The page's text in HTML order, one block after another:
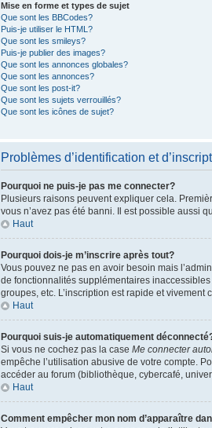
Mise en forme et types de sujet
Que sont les BBCodes?
Puis-je utiliser le HTML?
Que sont les smileys?
Puis-je publier des images?
Que sont les annonces globales?
Que sont les annonces?
Que sont les post-it?
Que sont les sujets verrouillés?
Que sont les icônes de sujet?
Problèmes d’identification et
Pourquoi ne puis-je pas me connecter?
Plusieurs raisons peuvent expliquer cela.
vous n’avez pas été banni. Il est possible aussi
Haut
Pourquoi dois-je m’inscrire après tout?
Vous pouvez ne pas en avoir besoin mais
de fonctionnalités supplémentaires
groupes, etc. L’inscription est rapide et vivement
Haut
Pourquoi suis-je automatiquement
Si vous ne cochez pas la case Me connecter
empêche l’utilisation abusive de votre compte.
accéder au forum (bibliothèque, cybercafé,
Haut
Comment empêcher mon nom d’apparaître